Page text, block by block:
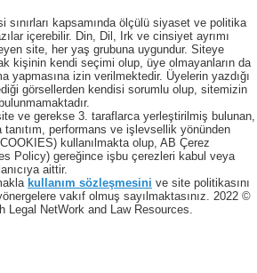
sınırları kapsamında ölçülü siyaset ve politika
içerebilir. Din, Dil, Irk ve cinsiyet ayrımı
site, her yaş grubuna uygundur. Siteye
kişinin kendi seçimi olup, üye olmayanların da
yapmasına izin verilmektedir. Üyelerin yazdığı
görsellerden kendisi sorumlu olup, sitemizin
ve gerekse 3. taraflarca yerleştirilmiş bulunan,
performans ve işlevsellik yönünden
kullanılmakta olup, AB Çerez
Policy) gereğince işbu çerezleri kabul veya
aittir.
kullanım sözleşmesini ve site politikasını
vakıf olmuş sayılmaktasınız. 2022 ©
Legal NetWork and Law Resources.